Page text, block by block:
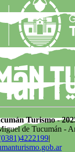
Turismo -
de Tucumán -
|